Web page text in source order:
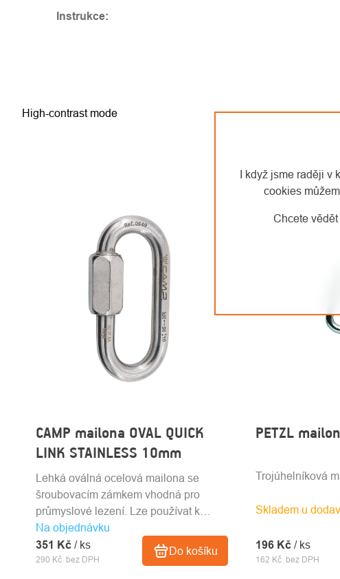
I když jsme raději v
cookies
Chcete
Instrukce:
High-contrast mode
CAMP mailona OVAL QUICK
LINK STAINLESS 10mm
Na objednávku
290 Kč bez DPH
351 Kč / ks Do košíku
Lehká oválná ocelová mailona se
šroubovacím zámkem vhodná pro
průmyslové lezení. Lze používat k
zajištění osob.
PETZL
Skladem u
162 Kč bez DPH
196 Kč / ks
Trojúhelníková